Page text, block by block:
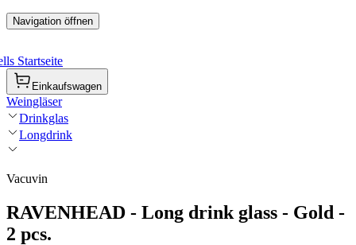
Navigation öffnen
Startseite
Einkaufswagen
Weingläser
Drinkglas
Longdrink
Vacuvin
RAVENHEAD - Long drink glass - Gold -
2 pcs.